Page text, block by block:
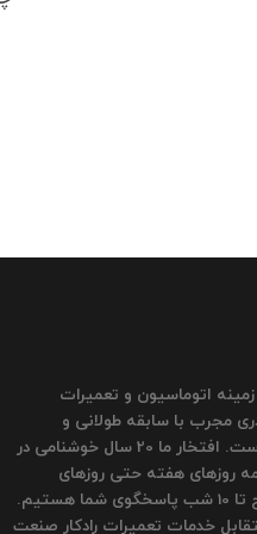
اتوماسیون و تعمیرات
مجرب با سابقه طولانی و
درخشان در خدمت شماست. افتخار ما 20 سال خوشنامی در
هفته حتی روزهای
تعطیل از ساعت 8 صبح تا 10 شب پاسخگوی شما هستیم.
خدمات تعمیرات رادکار صنعت